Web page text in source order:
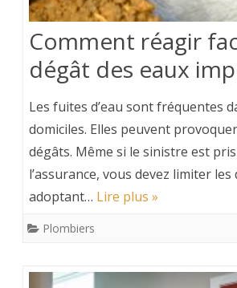
Comment réagir
dégât des eaux
Les fuites d’eau sont fréquentes
domiciles. Elles peuvent
dégâts. Même si le sinistre est
l’assurance, vous devez limiter
adoptant… Lire plus »
Plombiers